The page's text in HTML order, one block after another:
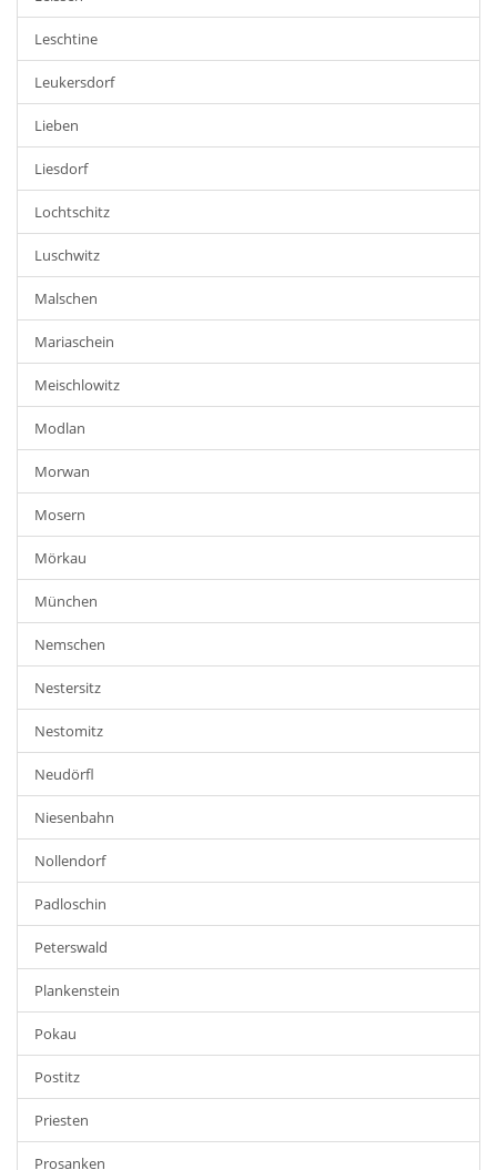
Leschtine
Leukersdorf
Lieben
Liesdorf
Lochtschitz
Luschwitz
Malschen
Mariaschein
Meischlowitz
Modlan
Morwan
Mosern
Mörkau
München
Nemschen
Nestersitz
Nestomitz
Neudörfl
Niesenbahn
Nollendorf
Padloschin
Peterswald
Plankenstein
Pokau
Postitz
Priesten
Prosanken